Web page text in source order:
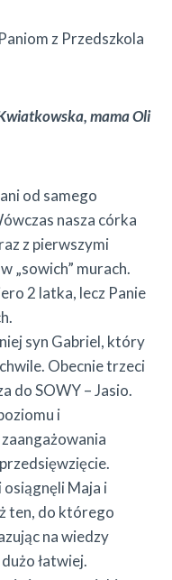
z Przedszkola
mama Oli
od samego
nasza córka
z pierwszymi
„sowich” murach.
2 latka, lecz Panie
syn Gabriel, który
Obecnie trzeci
do SOWY – Jasio.
i
Maja i
ten, do którego
na wiedzy
łatwiej.